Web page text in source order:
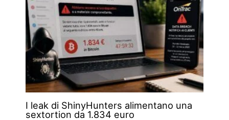
I leak di ShinyHunters alimentano una
sextortion da 1.834 euro